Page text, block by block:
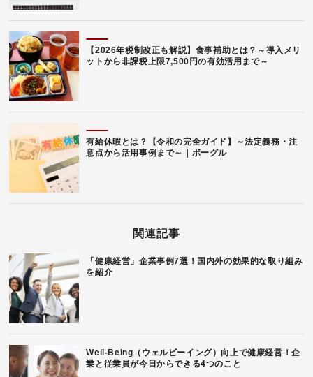
【2026年税制改正も解説】食事補助とは？～導入メリ
ットから非課税上限7,500円の有効活用まで～
有給休暇とは？【令和の完全ガイド】～法定義務・注
意点から活用事例まで～｜ボーグル
関連記事
「健康経営」企業事例7選！国内外の効果的な取り組み
を紹介
Well-Being（ウェルビーイング）向上で健康経営！企
業と従業員が今日からできる4つのこと